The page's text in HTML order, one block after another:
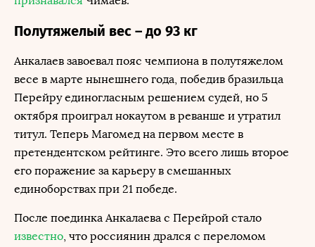
Полутяжелый вес – до 93 кг
Анкалаев завоевал пояс чемпиона в полутяжелом
весе в марте нынешнего года, победив бразильца
Перейру единогласным решением судей, но 5
октября проиграл нокаутом в реванше и утратил
титул. Теперь Магомед на первом месте в
претендентском рейтинге. Это всего лишь второе
его поражение за карьеру в смешанных
единоборствах при 21 победе.
После поединка Анкалаева с Перейрой стало
известно, что россиянин дрался с переломом